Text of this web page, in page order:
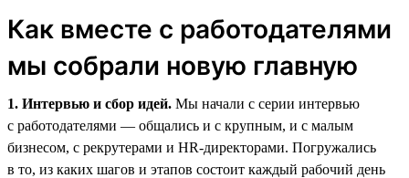
Как вместе с работодателями
мы собрали новую главную
1. Интервью и сбор идей. Мы начали с серии интервью
с работодателями — общались и с крупным, и с малым
бизнесом, с рекрутерами и HR-директорами. Погружались
в то, из каких шагов и этапов состоит каждый рабочий день